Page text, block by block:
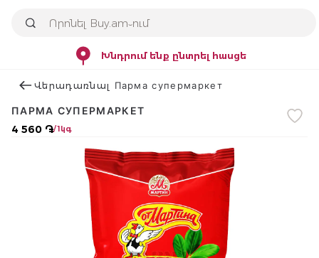
Խնդրում ենք ընտրել հասցե
Վերադառնալ Парма супермаркет
4 560 ֏/ 1կգ
ПАРМА СУПЕРМАРКЕТ